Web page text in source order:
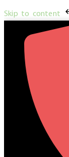
Skip to content